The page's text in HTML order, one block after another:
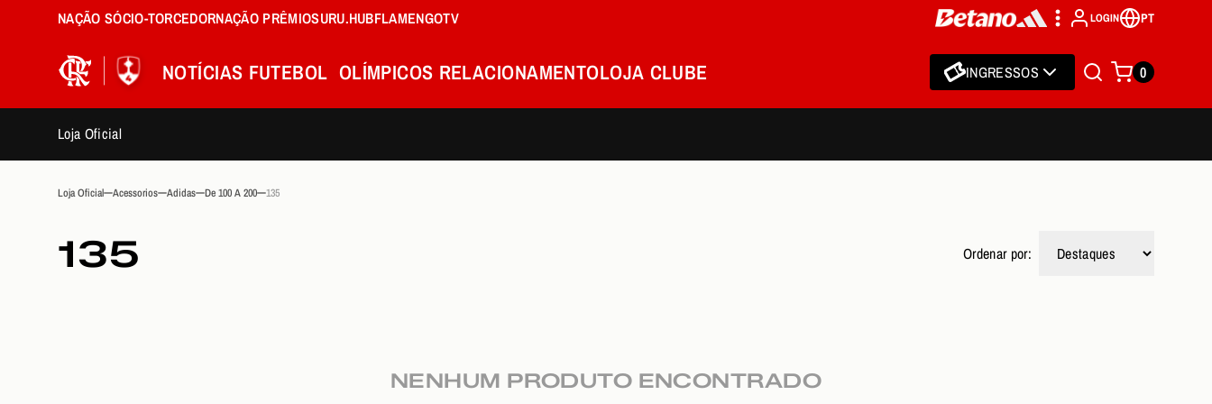
NAÇÃO SÓCIO-TORCEDORNAÇÃO PRÊMIOSURU.HUBFLAMENGOTV LOGIN PT
NOTÍCIAS FUTEBOL OLÍMPICOS RELACIONAMENTOLOJA CLUBE INGRESSOS 0
Loja Oficial
Loja Oficial Acessorios Adidas De 100 A 200 135
135 Ordenar por:
NENHUM PRODUTO ENCONTRADO